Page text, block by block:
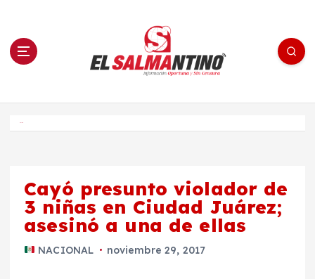
n El Salmantino - medios/noticias/editorial
Cayó presunto violador de
3 niñas en Ciudad Juárez;
asesinó a una de ellas
NACIONAL noviembre 29, 2017